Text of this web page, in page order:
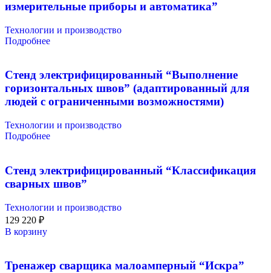
измерительные приборы и автоматика”
Технологии и производство
Подробнее
Стенд электрифицированный “Выполнение
горизонтальных швов” (адаптированный для
людей с ограниченными возможностями)
Технологии и производство
Подробнее
Стенд электрифицированный “Классификация
сварных швов”
Технологии и производство
129 220 ₽
В корзину
Тренажер сварщика малоамперный “Искра”